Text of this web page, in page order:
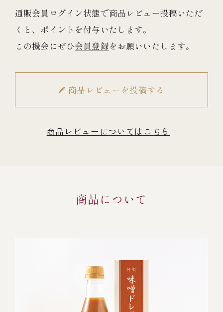
ご利用ガイド
通販会員ログイン状態で商品レビュー投稿いただ
くと、ポイントを付与いたします。
この機会にぜひ会員登録をお願いいたします。
商品レビューを投稿する
商品レビューについてはこちら
商品について